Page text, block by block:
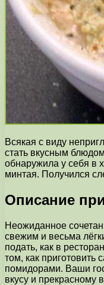
Всякая с виду
стать вкусным
обнаружила у себя в
минтая. Получился
Описание
Неожиданное
свежим и весьма
подать, как в
том, как приготовить
помидорами. Ваши
вкусу и прекрасному